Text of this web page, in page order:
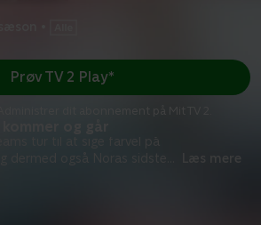
Læs mere
Prøv TV 2 Play*